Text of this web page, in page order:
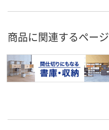
商品に関連するページ